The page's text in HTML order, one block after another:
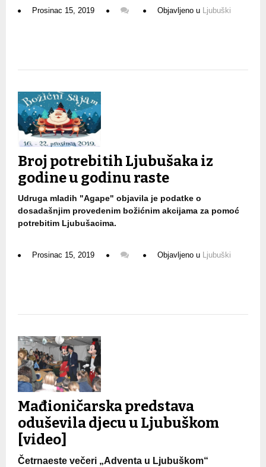
Prosinac 15, 2019 Objavljeno u Ljubuški
Broj potrebitih Ljubušaka iz
godine u godinu raste
Udruga mladih "Agape" objavila je podatke o
dosadašnjim provedenim božićnim akcijama za pomoć
potrebitim Ljubušacima.
Prosinac 15, 2019 Objavljeno u Ljubuški
Mađioničarska predstava
oduševila djecu u Ljubuškom
[video]
Četrnaeste večeri „Adventa u Ljubuškom“